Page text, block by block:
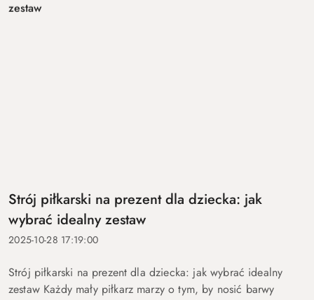
Strój piłkarski na prezent dla dziecka: jak
wybrać idealny zestaw
2025-10-28 17:19:00
Strój piłkarski na prezent dla dziecka: jak wybrać idealny
zestaw Każdy mały piłkarz marzy o tym, by nosić barwy